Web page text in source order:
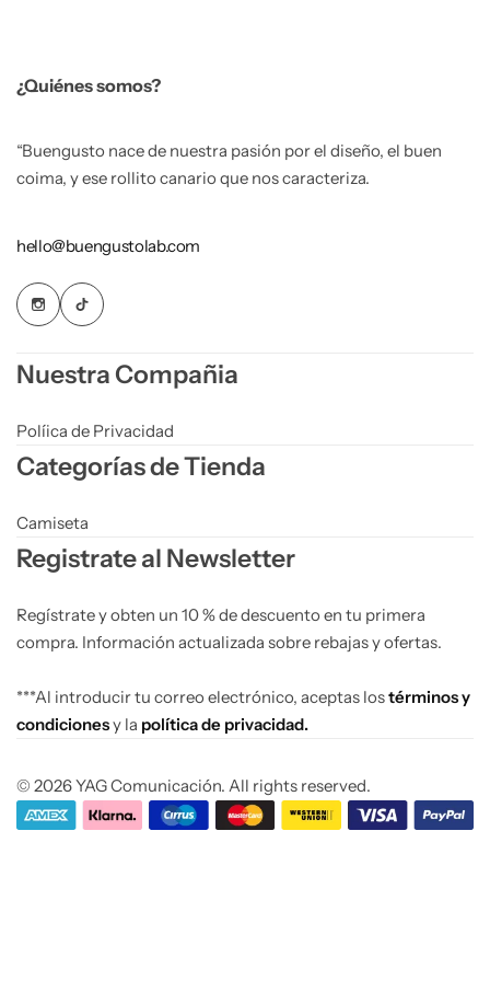
¿Quiénes somos?
“Buengusto nace de nuestra pasión por el diseño, el buen
coima, y ese rollito canario que nos caracteriza.
hello@buengustolab.com
Nuestra Compañia
Políica de Privacidad
Categorías de Tienda
Camiseta
Registrate al Newsletter
Regístrate y obten un 10 % de descuento en tu primera
compra. Información actualizada sobre rebajas y ofertas.
***Al introducir tu correo electrónico, aceptas lostérminos y
condicionesy la política de privacidad.
© 2026 YAG Comunicación. All rights reserved.